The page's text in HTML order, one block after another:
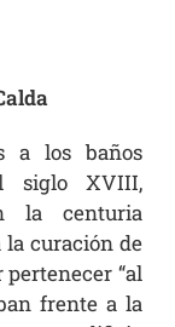
a los baños
siglo XVIII,
la centuria
la curación de
“al
frente a la